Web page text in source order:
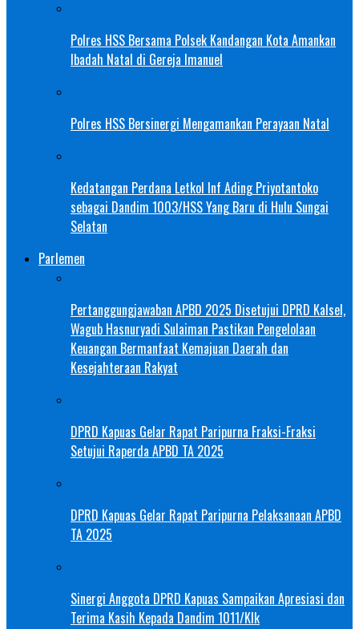
Polres HSS Bersama Polsek Kandangan Kota Amankan
Ibadah Natal di Gereja Imanuel
Polres HSS Bersinergi Mengamankan Perayaan Natal
Kedatangan Perdana Letkol Inf Ading Priyotantoko
sebagai Dandim 1003/HSS Yang Baru di Hulu Sungai
Selatan
Parlemen
Pertanggungjawaban APBD 2025 Disetujui DPRD Kalsel,
Wagub Hasnuryadi Sulaiman Pastikan Pengelolaan
Keuangan Bermanfaat Kemajuan Daerah dan
Kesejahteraan Rakyat
DPRD Kapuas Gelar Rapat Paripurna Fraksi-Fraksi
Setujui Raperda APBD TA 2025
DPRD Kapuas Gelar Rapat Paripurna Pelaksanaan APBD
TA 2025
Sinergi Anggota DPRD Kapuas Sampaikan Apresiasi dan
Terima Kasih Kepada Dandim 1011/Klk